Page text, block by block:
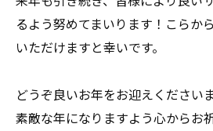
るよう努めてまいります！こらか
いただけますと幸いです。
どうぞ良いお年をお迎えください
素敵な年になりますよう心からお